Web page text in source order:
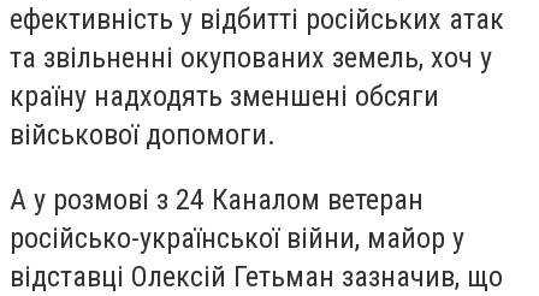
ефективність у відбитті російських атак
та звільненні окупованих земель, хоч у
країну надходять зменшені обсяги
військової допомоги.
А у розмові з 24 Каналом ветеран
російсько-української війни, майор у
відставці Олексій Гетьман зазначив, що